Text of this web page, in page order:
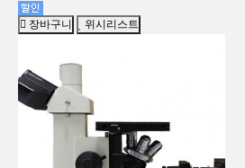
장바구니 위시리스트